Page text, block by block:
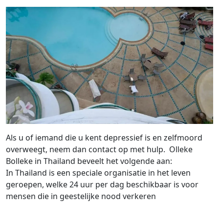
Als u of iemand die u kent depressief is en zelfmoord
overweegt, neem dan contact op met hulp. Olleke
Bolleke in Thailand beveelt het volgende aan:
In Thailand is een speciale organisatie in het leven
geroepen, welke 24 uur per dag beschikbaar is voor
mensen die in geestelijke nood verkeren